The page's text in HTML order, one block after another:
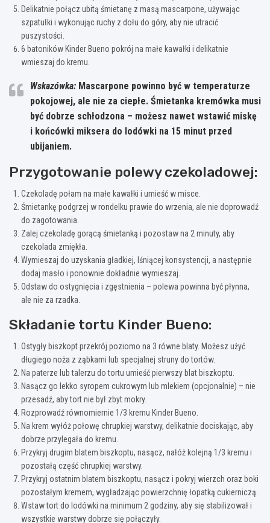
Delikatnie połącz ubitą śmietanę z masą mascarpone, używając
szpatułki i wykonując ruchy z dołu do góry, aby nie utracić
puszystości.
6 batoników Kinder Bueno pokrój na małe kawałki i delikatnie
wmieszaj do kremu.
Wskazówka: Mascarpone powinno być w temperaturze
pokojowej, ale nie za ciepłe. Śmietanka kremówka musi
być dobrze schłodzona – możesz nawet wstawić miskę
i końcówki miksera do lodówki na 15 minut przed
ubijaniem.
Przygotowanie polewy czekoladowej:
Czekoladę połam na małe kawałki i umieść w misce.
Śmietankę podgrzej w rondelku prawie do wrzenia, ale nie doprowadź
do zagotowania.
Zalej czekoladę gorącą śmietanką i pozostaw na 2 minuty, aby
czekolada zmiękła.
Wymieszaj do uzyskania gładkiej, lśniącej konsystencji, a następnie
dodaj masło i ponownie dokładnie wymieszaj.
Odstaw do ostygnięcia i zgęstnienia – polewa powinna być płynna,
ale nie za rzadka.
Składanie tortu Kinder Bueno:
Ostygły biszkopt przekrój poziomo na 3 równe blaty. Możesz użyć
długiego noża z ząbkami lub specjalnej struny do tortów.
Na paterze lub talerzu do tortu umieść pierwszy blat biszkoptu.
Nasącz go lekko syropem cukrowym lub mlekiem (opcjonalnie) – nie
przesadź, aby tort nie był zbyt mokry.
Rozprowadź równomiernie 1/3 kremu Kinder Bueno.
Na krem wyłóż połowę chrupkiej warstwy, delikatnie dociskając, aby
dobrze przylegała do kremu.
Przykryj drugim blatem biszkoptu, nasącz, nałóż kolejną 1/3 kremu i
pozostałą część chrupkiej warstwy.
Przykryj ostatnim blatem biszkoptu, nasącz i pokryj wierzch oraz boki
pozostałym kremem, wygładzając powierzchnię łopatką cukierniczą.
Wstaw tort do lodówki na minimum 2 godziny, aby się stabilizował i
wszystkie warstwy dobrze się połączyły.